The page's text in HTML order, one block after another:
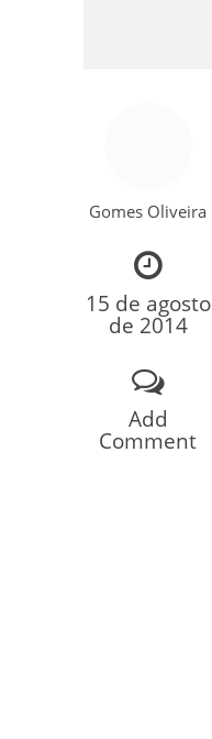
Gomes Oliveira
15 de agosto
de 2014
Add
Comment